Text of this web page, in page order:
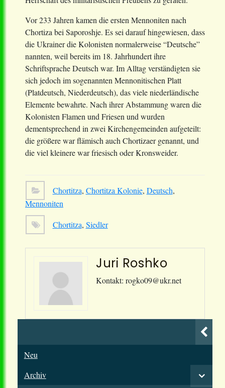
Vor 233 Jahren kamen die ersten Mennoniten nach
Chortiza bei Saporoshje. Es sei darauf hingewiesen, dass
die Ukrainer die Kolonisten normalerweise “Deutsche”
nannten, weil bereits im 18. Jahrhundert ihre
Schriftsprache Deutsch war. Im Alltag verständigten sie
sich jedoch im sogenannten Mennonitischen Platt
(Platdeutsch, Niederdeutsch), das viele niederländische
Elemente bewahrte. Nach ihrer Abstammung waren die
Kolonisten Flamen und Friesen und wurden
dementsprechend in zwei Kirchengemeinden aufgeteilt:
die größere war flämisch auch Chortizaer genannt, und
die viel kleinere war friesisch oder Kronsweider.
Chortitza, Chortitza Kolonie, Deutsch,
Mennoniten
Chortitza, Siedler
Juri Roshko
Kontakt: rogko09@ukr.net
Neu
Archiv